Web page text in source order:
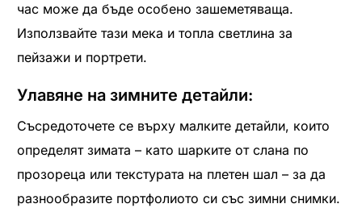
час може да бъде особено зашеметяваща.
Използвайте тази мека и топла светлина за
пейзажи и портрети.
Улавяне на зимните детайли:
Съсредоточете се върху малките детайли, които
определят зимата – като шарките от слана по
прозореца или текстурата на плетен шал – за да
разнообразите портфолиото си със зимни снимки.